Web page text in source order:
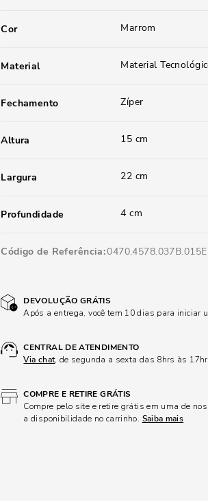
Cor Marrom
Material Material
Fechamento Zíper
Altura 15 cm
Largura 22 cm
Profundidade 4 cm
Código de Referência 0470.4578.037B.015E
DEVOLUÇÃO GRÁTIS
Após a entrega, você tem 10 dias para iniciar
CENTRAL DE ATENDIMENTO
Via chat, de segunda a sexta das 8hrs às
COMPRE E RETIRE GRÁTIS
Compre pelo site e retire grátis em uma de
a disponibilidade no carrinho. Saiba mais